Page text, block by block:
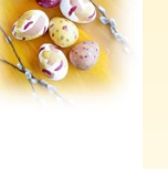
tason
valikko
valikko